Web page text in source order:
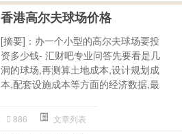
香港高尔夫球场价格
[摘要]：办一个小型的高尔夫球场要投
资多少钱- 汇财吧专业问答先要看是几
洞的球场,再测算土地成本,设计规划成
本,配套设施成本等方面的经济数据,最
886 文章列表